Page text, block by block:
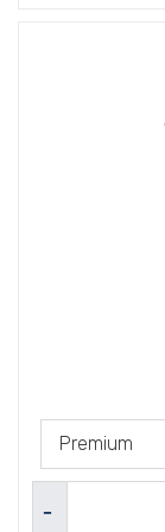
Premium